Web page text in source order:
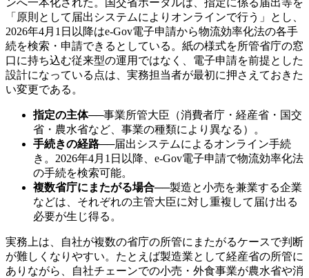
「原則として届出システムによりオンラインで行う」とし、
2026年4月1日以降はe-Gov電子申請から物流効率化法の各手
続を検索・申請できるとしている。紙の様式を所管省庁の窓
口に持ち込む従来型の運用ではなく、電子申請を前提とした
設計になっている点は、実務担当者が最初に押さえておきた
い変更である。
指定の主体──事業所管大臣（消費者庁・経産省・国交
省・農水省など、事業の種類により異なる）。
手続きの経路──届出システムによるオンライン手続
き。2026年4月1日以降、e-Gov電子申請で物流効率化法
の手続を検索可能。
複数省庁にまたがる場合──製造と小売を兼業する企業
などは、それぞれの主管大臣に対し重複して届け出る
必要が生じ得る。
実務上は、自社が複数の省庁の所管にまたがるケースで判断
が難しくなりやすい。たとえば製造業として経産省の所管に
ありながら、自社チェーンでの小売・外食事業が農水省や消